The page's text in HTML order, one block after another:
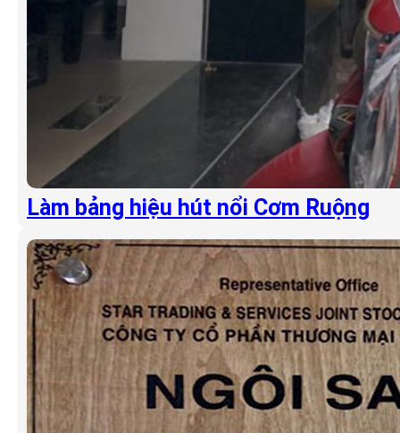
Làm bảng hiệu hút nổi Cơm Ruộng